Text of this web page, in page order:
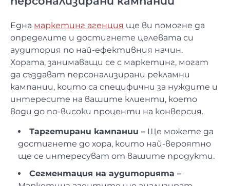
Една маркетинг агенция ще ви помогне да
определите и достигнете целевата си
аудитория по най-ефективния начин.
Хората, занимаващи се с маркетинг, могат
да създават персонализирани рекламни
кампании, които са специфични за нуждите и
интересите на вашите клиенти, което
води до по-високи проценти на конверсия.
Таргетирани кампании – Ще можете да
достигнете до хора, които най-вероятно
ще се интересуват от вашите продукти.
Сегментация на аудиторията –